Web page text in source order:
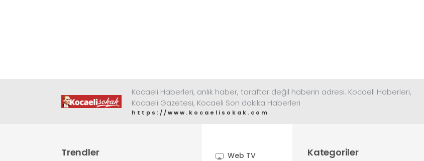
Kocaeli Haberleri, anlık haber, taraftar değil haberin adresi. Kocaeli Haberleri,
Kocaeli Gazetesi, Kocaeli Son dakika Haberleri
https://www.kocaelisokak.com
Trendler
Web TV
Kategoriler